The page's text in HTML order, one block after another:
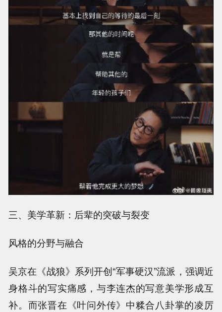
三、美学革新：后辈的突破与裂变
风格的分野与融合
吴京在《战狼》系列开创“军事硬汉”流派，强调近
身格斗的写实痛感，与李连杰的写意美学形成互
补。而张晋在《叶问外传》中糅合八卦掌的凌厉